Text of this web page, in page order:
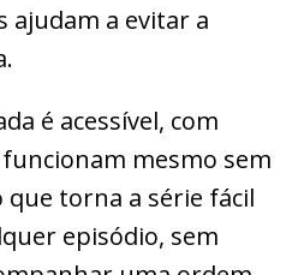
ajudam a evitar a
é acessível, com
mesmo sem
torna a série fácil
episódio, sem